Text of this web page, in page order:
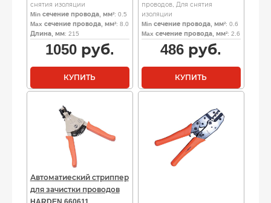
снятия изоляции
Min сечение провода, мм²: 0.5
Max сечение провода, мм²: 8.0
Длина, мм: 215
1050руб.
КУПИТЬ
проводов, Для снятия
изоляции
Min сечение провода, мм²: 0.6
Max сечение провода, мм²: 2.6
486 руб.
КУПИТЬ
Автоматиеский стриппер
для зачистки проводов